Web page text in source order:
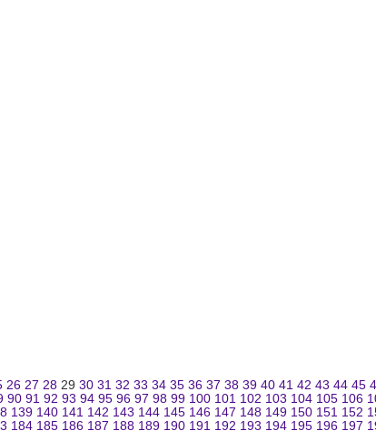
26 27 28 29 30 31 32 33 34 35 36 37 38 39 40 41 42 43 44 45
90 91 92 93 94 95 96 97 98 99 100 101 102 103 104 105 106
139 140 141 142 143 144 145 146 147 148 149 150 151 152
184 185 186 187 188 189 190 191 192 193 194 195 196 197